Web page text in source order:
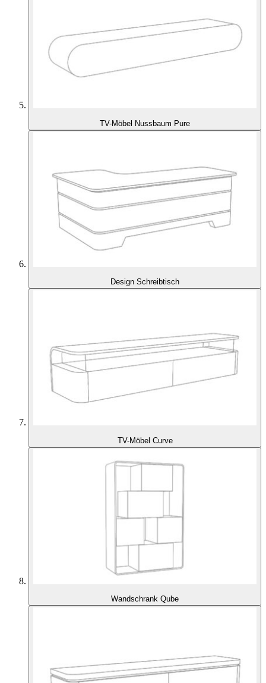
TV-Möbel Nussbaum Pure
Design Schreibtisch
TV-Möbel Curve
Wandschrank Qube